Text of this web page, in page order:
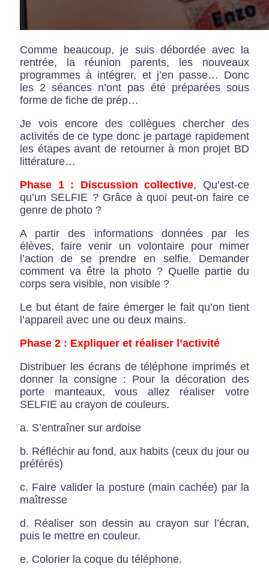
Comme beaucoup, je suis débordée avec la
rentrée, la réunion parents, les nouveaux
programmes à intégrer, et j’en passe… Donc
les 2 séances n’ont pas été préparées sous
forme de fiche de prép…
Je vois encore des collègues chercher des
activités de ce type donc je partage rapidement
les étapes avant de retourner à mon projet BD
littérature…
Phase 1 : Discussion collective, Qu’est-ce
qu’un SELFIE ? Grâce à quoi peut-on faire ce
genre de photo ?
A partir des informations données par les
élèves, faire venir un volontaire pour mimer
l’action de se prendre en selfie. Demander
comment va être la photo ? Quelle partie du
corps sera visible, non visible ?
Le but étant de faire émerger le fait qu’on tient
l’appareil avec une ou deux mains.
Phase 2 : Expliquer et réaliser l’activité
Distribuer les écrans de téléphone imprimés et
donner la consigne : Pour la décoration des
porte manteaux, vous allez réaliser votre
SELFIE au crayon de couleurs.
a. S’entraîner sur ardoise
b. Réfléchir au fond, aux habits (ceux du jour ou
préférés)
c. Faire valider la posture (main cachée) par la
maîtresse
d. Réaliser son dessin au crayon sur l’écran,
puis le mettre en couleur.
e. Colorier la coque du téléphone.